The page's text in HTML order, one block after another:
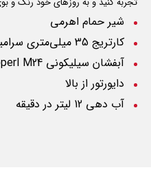
شیر حمام اهرمی
کارتریج 35 میلی‌متری سرامیکی شرکت
آبفشان سیلیکونی M24
دایورتور از بالا
آب دهی 12 لیتر در دقیقه